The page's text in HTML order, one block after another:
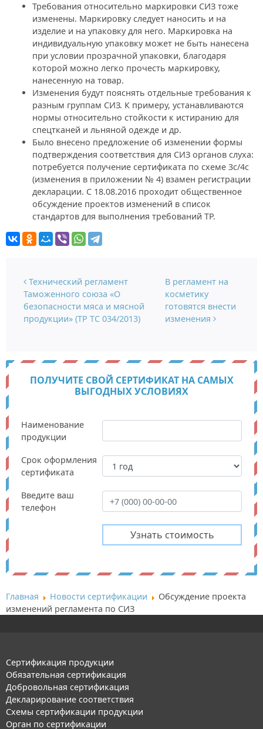
Требования относительно маркировки СИЗ тоже
изменены. Маркировку следует наносить и на
изделие и на упаковку для него. Маркировка на
индивидуальную упаковку может не быть нанесена
при условии прозрачной упаковки, благодаря
которой можно легко прочесть маркировку,
нанесенную на товар.
Изменения будут пояснять отдельные требования к
разным группам СИЗ. К примеру, устанавливаются
нормы относительно стойкости к истиранию для
спецтканей и льняной одежде и др.
Было внесено предложение об изменении формы
подтверждения соответствия для СИЗ органов слуха:
потребуется получение сертификата по схеме 3с/4с
(изменения в приложении № 4) взамен регистрации
декларации. С 18.08.2016 проходит общественное
обсуждение проектов изменений в список
стандартов для выполнения требований ТР.
Навигация по записям
Технический регламент
Таможенного союза «О
безопасности мяса и мясной
продукции» (ТР ТС 034/2013)
В регламент на
косметику
готовятся внести
изменения
ПОЛУЧИТЕ СВОЙ СЕРТИФИКАТ НА САМЫХ
ВЫГОДНЫХ УСЛОВИЯХ
Наименование
продукции
Срок оформления
сертификата
Введите ваш
телефон
Главная Новости сертификации
Обсуждение проекта
изменений регламента по СИЗ
Сертификация продукции
Обязательная сертификация
Добровольная сертификация
Декларирование соответствия
Схемы сертификации продукции
Орган по сертификации